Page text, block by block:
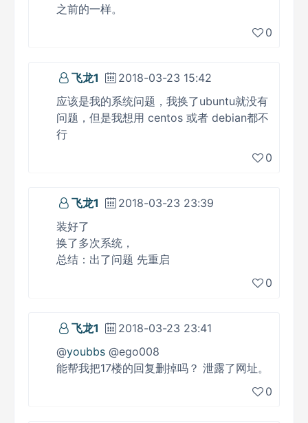
之前的一样。
0
飞龙1
2018-03-23 15:42
应该是我的系统问题，我换了ubuntu就没有
问题，但是我想用 centos 或者 debian都不
行
0
飞龙1
2018-03-23 23:39
装好了
换了多次系统，
总结：出了问题 先重启
0
飞龙1
2018-03-23 23:41
@youbbs @ego008
能帮我把17楼的回复删掉吗？ 泄露了网址。
0